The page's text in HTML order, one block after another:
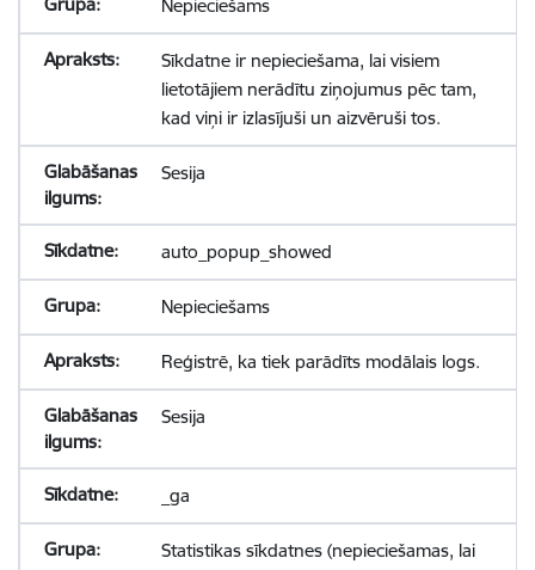
Nepieciešams
Sīkdatne ir nepieciešama, lai visiem
lietotājiem nerādītu ziņojumus pēc tam,
kad viņi ir izlasījuši un aizvēruši tos.
Sesija
auto_popup_showed
Nepieciešams
Reģistrē, ka tiek parādīts modālais logs.
Sesija
_ga
Statistikas sīkdatnes (nepieciešamas, lai